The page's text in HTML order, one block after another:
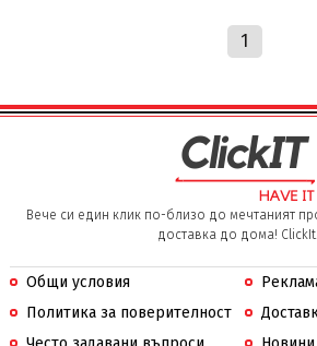
1
Вече си един клик по-близо до мечтаният
доставка до дома!
Общи условия
Политика за поверителност